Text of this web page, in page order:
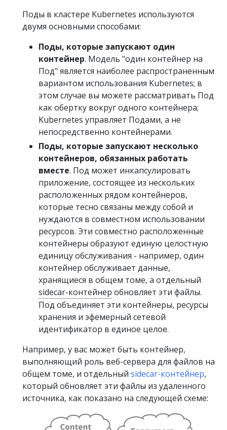
Поды в кластере Kubernetes используются
двумя основными способами:
Поды, которые запускают один
контейнер. Модель "один контейнер на
Под" является наиболее распространенным
вариантом использования Kubernetes; в
этом случае вы можете рассматривать Под
как обертку вокруг одного контейнера;
Kubernetes управляет Подами, а не
непосредственно контейнерами.
Поды, которые запускают несколько
контейнеров, обязанных работать
вместе. Под может инкапсулировать
приложение, состоящее из нескольких
расположенных рядом контейнеров,
которые тесно связаны между собой и
нуждаются в совместном использовании
ресурсов. Эти совместно расположенные
контейнеры образуют единую целостную
единицу обслуживания - например, один
контейнер обслуживает данные,
хранящиеся в общем томе, а отдельный
sidecar-контейнер обновляет эти файлы.
Под объединяет эти контейнеры, ресурсы
хранения и эфемерный сетевой
идентификатор в единое целое.
Например, у вас может быть контейнер,
выполняющий роль веб-сервера для файлов на
общем томе, и отдельный sidecar-контейнер,
который обновляет эти файлы из удаленного
источника, как показано на следующей схеме: